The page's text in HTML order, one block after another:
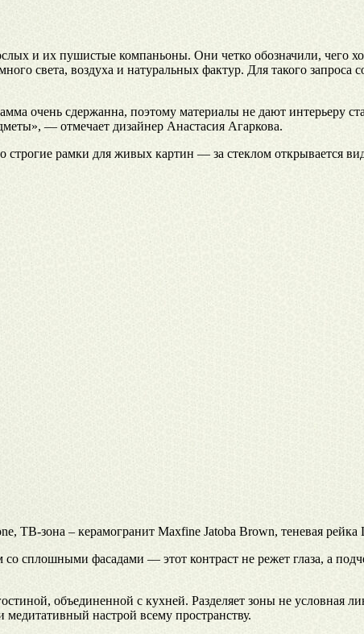
и их пушистые компаньоны. Они четко обозначили, чего
света, воздуха и натуральных фактур. Для такого
очень сдержанна, поэтому материалы не дают интерьеру
— отмечает дизайнер Анастасия Агаркова.
рамки для живых картин — за стеклом открывается
ТВ-зона – керамогранит Maxfine Jatoba Brown, теневая
сплошными фасадами — этот контраст не режет глаза, а
объединенной с кухней. Разделяет зоны не условная
настрой всему пространству.